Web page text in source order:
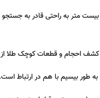
متر به راحتی قادر به
کشف احجام و قطعات کوچک طلا
طور بیسیم با هم در ارتباط است.